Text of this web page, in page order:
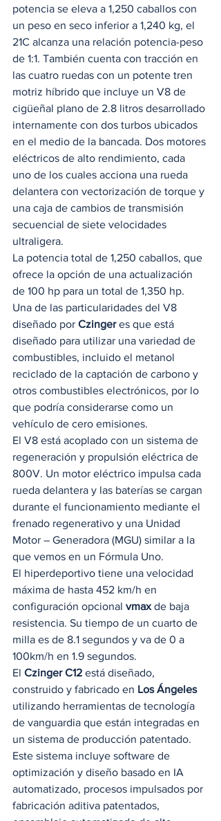
potencia se eleva a 1,250 caballos con ​​
un peso en seco inferior a 1,240 kg, el
21C alcanza una relación potencia-peso
de 1:1. También cuenta con tracción en
las cuatro ruedas con un potente tren
motriz híbrido que incluye un V8 de
cigüeñal plano de 2.8 litros desarrollado
internamente con dos turbos ubicados
en el medio de la bancada. Dos motores
eléctricos de alto rendimiento, cada
uno de los cuales acciona una rueda
delantera con vectorización de torque y
una caja de cambios de transmisión
secuencial de siete velocidades
ultraligera.
La potencia total de 1,250 caballos, que
ofrece la opción de una actualización
de 100 hp para un total de 1,350 hp.
Una de las particularidades del V8
diseñado por Czinger es que está
diseñado para utilizar una variedad de
combustibles, incluido el metanol
reciclado de la captación de carbono y
otros combustibles electrónicos, por lo
que podría considerarse como un
vehículo de cero emisiones.
El V8 está acoplado con un sistema de
regeneración y propulsión eléctrica de
800V. Un motor eléctrico impulsa cada
rueda delantera y las baterías se cargan
durante el funcionamiento mediante el
frenado regenerativo y una Unidad
Motor – Generadora (MGU) similar a la
que vemos en un Fórmula Uno.
El hiperdeportivo tiene una velocidad
máxima de hasta 452 km/h en
configuración opcional vmax de baja
resistencia. Su tiempo de un cuarto de
milla es de 8.1 segundos y va de 0 a
100km/h en 1.9 segundos.
El Czinger C12 está diseñado,
construido y fabricado en Los Ángeles
utilizando herramientas de tecnología
de vanguardia que están integradas en
un sistema de producción patentado.
Este sistema incluye software de
optimización y diseño basado en IA
automatizado, procesos impulsados ​​por
fabricación aditiva patentados,